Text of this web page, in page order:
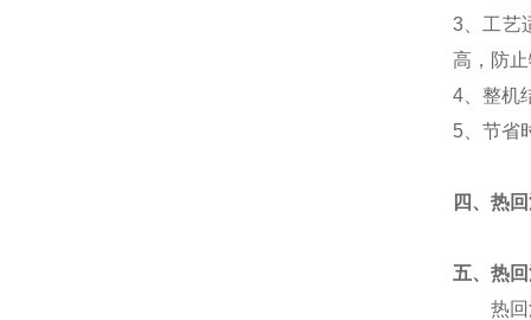
3、工艺
高，防
4、整机
5、节省
四、热
五、热
热回流